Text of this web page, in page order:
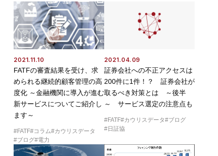
2021.11.10
FATFの審査結果を受け、求
められる継続的顧客管理の高
度化 ～金融機関に導入が進む
新サービスについてご紹介し
ます～
FATF コラム カウリスデータ
ブログ 電力
2021.04.09
証券会社への不正アクセスは
200件に1件！？ 証券会社が
取るべき対策とは ～後半
～ サービス選定の注意点も
FATF カウリスデータ
ブログ
日証協